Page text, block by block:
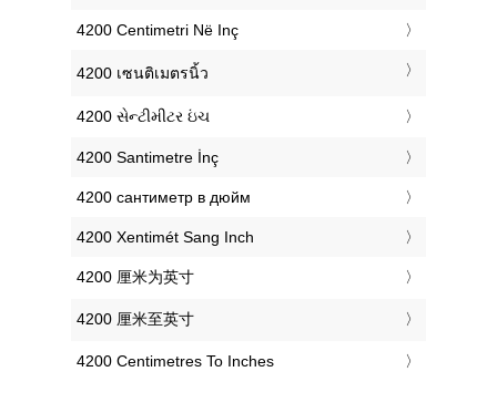
‎4200 Centimetri Në Inç
‎4200 เซนติเมตรนิ้ว
‎4200 સેન્ટીમીટર ઇંચ
‎4200 Santimetre İnç
‎4200 сантиметр в дюйм
‎4200 Xentimét Sang Inch
‎4200 厘米为英寸
‎4200 厘米至英寸
‎4200 Centimetres To Inches